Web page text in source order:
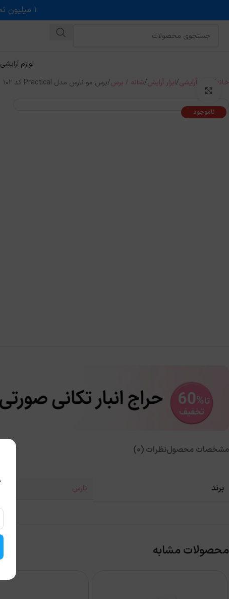
۱ میلیون تخفیف روی حداقل خرید ۵ میلیونی با کد روبه رو در درگاه اسنپ پی
لوازم آرایشی
خانه لوازم آرایشی ابزار آرایش شانه / برس برس مو نارس مدل Practical کد 102
ناموجود
مشخصات محصولنظرات (0)
برند نارس
محصولات مشابه